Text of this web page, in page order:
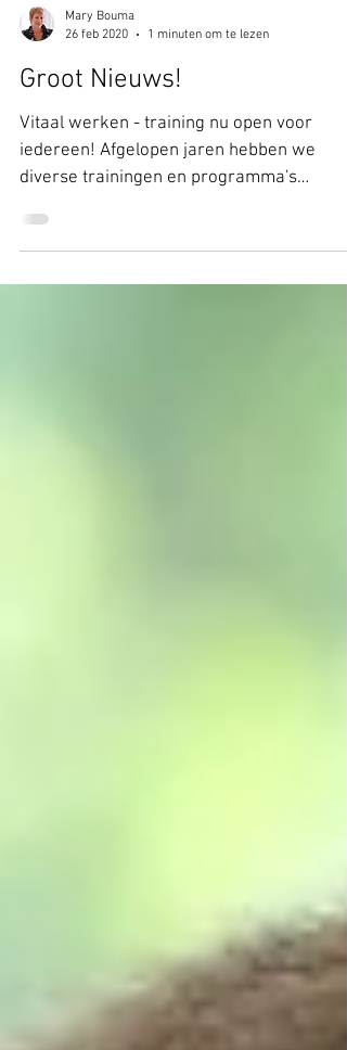
Mary Bouma
26 feb 2020
1 minuten om te lezen
Groot Nieuws!
Vitaal werken - training nu open voor
iedereen! Afgelopen jaren hebben we